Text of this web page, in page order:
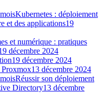
Kubernetes : déploiement
et des applications19
et numérique : pratiques
décembre 2024
19 décembre 2024
Proxmox13 décembre 2024
Réussir son déploiement
Directory13 décembre